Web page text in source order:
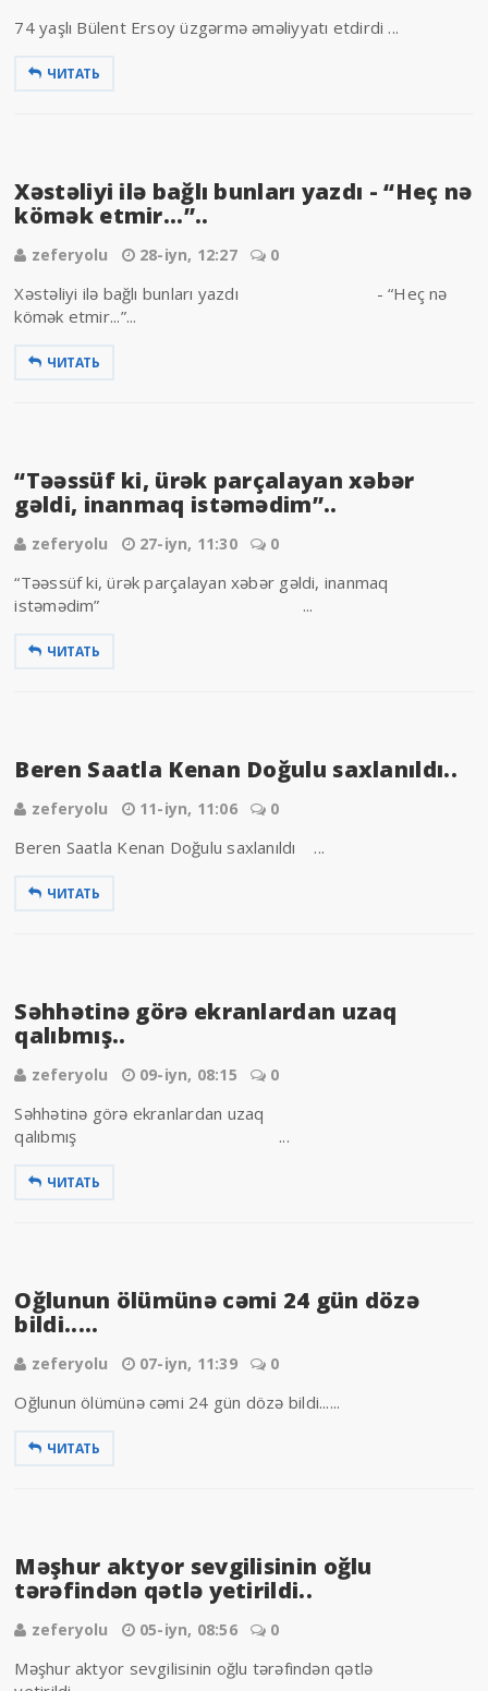
74 yaşlı Bülent Ersoy üzgərmə əməliyyatı etdirdi ...
ЧИТАТЬ
Xəstəliyi ilə bağlı bunları yazdı - “Heç nə
kömək etmir...”..
zeferyolu 28-iyn, 12:27 0
Xəstəliyi ilə bağlı bunları yazdı - “Heç nə
kömək etmir...”...
ЧИТАТЬ
“Təəssüf ki, ürək parçalayan xəbər
gəldi, inanmaq istəmədim”..
zeferyolu 27-iyn, 11:30 0
“Təəssüf ki, ürək parçalayan xəbər gəldi, inanmaq
istəmədim” ...
ЧИТАТЬ
Beren Saatla Kenan Doğulu saxlanıldı..
zeferyolu 11-iyn, 11:06 0
Beren Saatla Kenan Doğulu saxlanıldı ...
ЧИТАТЬ
Səhhətinə görə ekranlardan uzaq
qalıbmış..
zeferyolu 09-iyn, 08:15 0
Səhhətinə görə ekranlardan uzaq
qalıbmış ...
ЧИТАТЬ
Oğlunun ölümünə cəmi 24 gün dözə
bildi.....
zeferyolu 07-iyn, 11:39 0
Oğlunun ölümünə cəmi 24 gün dözə bildi......
ЧИТАТЬ
Məşhur aktyor sevgilisinin oğlu
tərəfindən qətlə yetirildi..
zeferyolu 05-iyn, 08:56 0
Məşhur aktyor sevgilisinin oğlu tərəfindən qətlə